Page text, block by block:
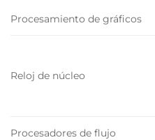
Procesamiento de gráficos
Reloj de núcleo
Procesadores de flujo